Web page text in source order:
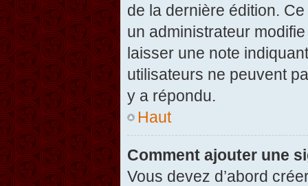
de la dernière édition.
un administrateur
laisser une note
utilisateurs ne peuvent
y a répondu.
Haut
Comment ajouter une
Vous devez d’abord